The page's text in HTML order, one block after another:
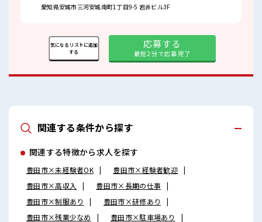
愛知県安城市三河安城南町1丁目9-5 岩井ビル3F
応募する
最短2分で応募完了
気になるリストに追加
する
関連する条件から探す
関連する特徴から求人を探す
豊田市×未経験者OK
豊田市×経験者歓迎
豊田市×高収入
豊田市×長期の仕事
豊田市×制服あり
豊田市×研修あり
豊田市×残業少なめ
豊田市×駐車場あり